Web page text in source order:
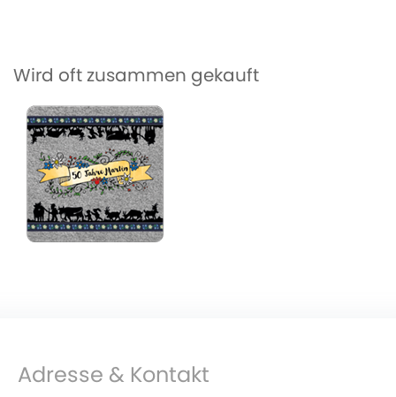
Wird oft zusammen gekauft
Adresse & Kontakt